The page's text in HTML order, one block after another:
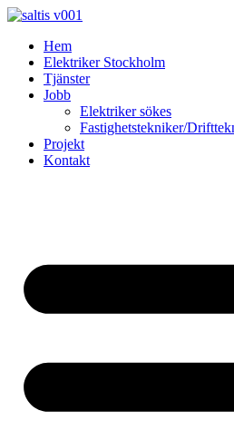
Skip
contentHem
Elektriker Stockholm
Tjänster
Jobb
Elektriker sökes
Fastighetstekniker/
Projekt
Kontakt